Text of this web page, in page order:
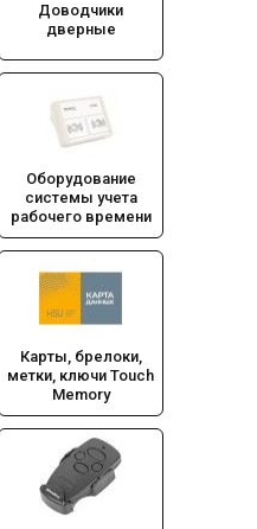
Доводчики
дверные
Оборудование
системы учета
рабочего времени
Карты, брелоки,
метки, ключи Touch
Memory